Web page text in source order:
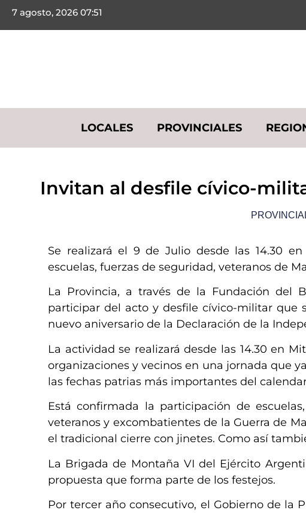
7 agosto, 2026 07:51
LOCALES PROVINCIALES
​Invitan al desfile cívico-
Se realizará el 9 de Julio desde las 14.30
escuelas, fuerzas de seguridad, veteranos de
La Provincia, a través de la Fundación del
participar del acto y desfile cívico-militar que
nuevo aniversario de la Declaración de la
La actividad se realizará desde las 14.30 en
organizaciones y vecinos en una jornada que
las fechas patrias más importantes del
Está confirmada la participación de
veteranos y excombatientes de la Guerra de
el tradicional cierre con jinetes. Como así
La Brigada de Montaña VI del Ejército
propuesta que forma parte de los festejos.
Por tercer año consecutivo, el Gobierno de la